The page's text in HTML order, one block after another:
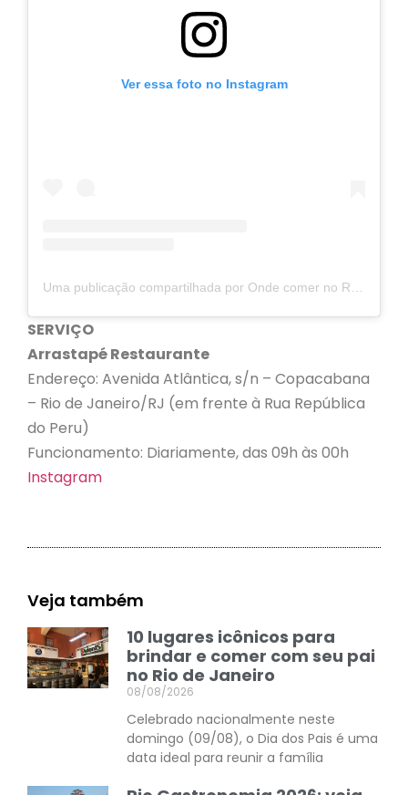
Ver essa foto no Instagram
SERVIÇO
Arrastapé Restaurante
Endereço: Avenida Atlântica, s/n – Copacabana
– Rio de Janeiro/RJ (em frente à Rua República
do Peru)
Funcionamento: Diariamente, das 09h às 00h
Instagram
Veja também
10 lugares icônicos para
brindar e comer com seu pai
no Rio de Janeiro
08/08/2026
Celebrado nacionalmente neste
domingo (09/08), o Dia dos Pais é uma
data ideal para reunir a família